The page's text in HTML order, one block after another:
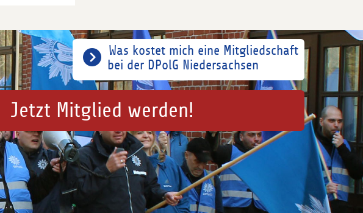
Was kostet mich eine Mitgliedschaft
bei der DPolG Niedersachsen
Jetzt Mitglied werden!